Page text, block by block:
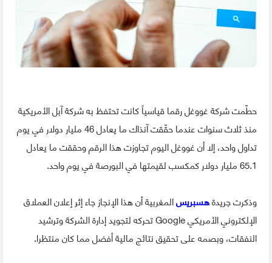
حطّمت شركة غووغل رقما قياسياً كانت تحتفظ به شركة آبل الأمريكية
منذ ثلاث سنوات عندما حقّقت آنذاك ما يعادل 46 مليار دولار في يوم
تداول واحد، إلا أن غووغل اليوم تجاوزت هذا الرقم وحققت ما يعادل
65.1 مليار دولار كمكسب لقيمتها في البورصة في يوم واحد.
وذكرت جريدةهسبريسالمغربية أن هذا الإنجاز جاء إثر إعلان العملاق
الإلكتروني الأمريكي Google تحركه لتجويد إدارة الشركة وترشيد
النفقات، وبصمه على تحقيق نتائج مالية أفضل مما كان منتظرا.